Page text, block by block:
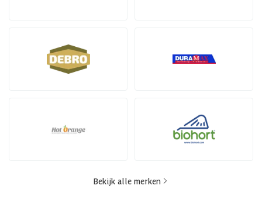
Bekijk alle merken